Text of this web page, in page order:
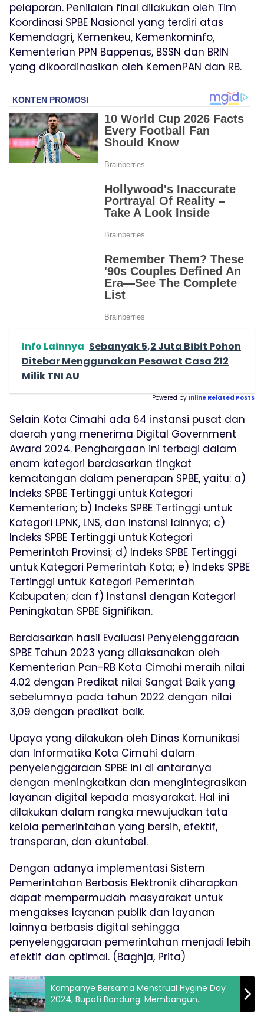
pelaporan. Penilaian final dilakukan oleh Tim
Koordinasi SPBE Nasional yang terdiri atas
Kemendagri, Kemenkeu, Kemenkominfo,
Kementerian PPN Bappenas, BSSN dan BRIN
yang dikoordinasikan oleh KemenPAN dan RB.
Info Lainnya Sebanyak 5,2 Juta Bibit Pohon
Ditebar Menggunakan Pesawat Casa 212
Milik TNI AU
Powered by Inline Related Posts
Selain Kota Cimahi ada 64 instansi pusat dan
daerah yang menerima Digital Government
Award 2024. Penghargaan ini terbagi dalam
enam kategori berdasarkan tingkat
kematangan dalam penerapan SPBE, yaitu: a)
Indeks SPBE Tertinggi untuk Kategori
Kementerian; b) Indeks SPBE Tertinggi untuk
Kategori LPNK, LNS, dan Instansi lainnya; c)
Indeks SPBE Tertinggi untuk Kategori
Pemerintah Provinsi; d) Indeks SPBE Tertinggi
untuk Kategori Pemerintah Kota; e) Indeks SPBE
Tertinggi untuk Kategori Pemerintah
Kabupaten; dan f) Instansi dengan Kategori
Peningkatan SPBE Signifikan.
Berdasarkan hasil Evaluasi Penyelenggaraan
SPBE Tahun 2023 yang dilaksanakan oleh
Kementerian Pan-RB Kota Cimahi meraih nilai
4.02 dengan Predikat nilai Sangat Baik yang
sebelumnya pada tahun 2022 dengan nilai
3,09 dengan predikat baik.
Upaya yang dilakukan oleh Dinas Komunikasi
dan Informatika Kota Cimahi dalam
penyelenggaraan SPBE ini di antaranya
dengan meningkatkan dan mengintegrasikan
layanan digital kepada masyarakat. Hal ini
dilakukan dalam rangka mewujudkan tata
kelola pemerintahan yang bersih, efektif,
transparan, dan akuntabel.
Dengan adanya implementasi Sistem
Pemerintahan Berbasis Elektronik diharapkan
dapat mempermudah masyarakat untuk
mengakses layanan publik dan layanan
lainnya berbasis digital sehingga
penyelenggaraan pemerintahan menjadi lebih
efektif dan optimal. (Baghja, Prita)
Kampanye Bersama Menstrual Hygine Day
2024, Bupati Bandung: Membangun
Generasi Emas yang Sehat dan Bedas